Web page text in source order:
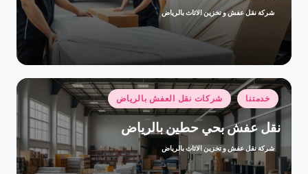
تمّ
شركة نقل عفش و تخزين الاثاث بالرياض
نُشر
في
خدمتنا شركات نقل العفش بالرياض
نقل عفش بحي حطين بالرياض
تمّ
النشر
بواسطة
شركة نقل عفش و تخزين الاثاث بالرياض